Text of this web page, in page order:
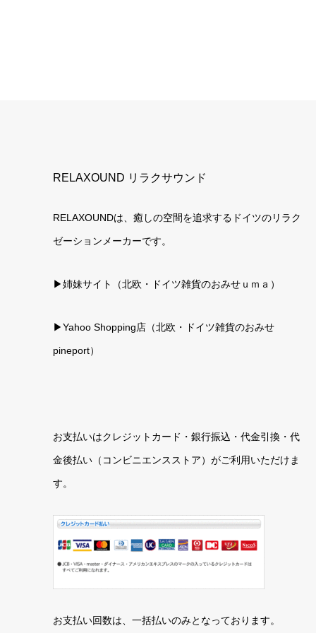
RELAXOUND リラクサウンド
RELAXOUNDは、癒しの空間を追求するドイツのリラク
ゼーションメーカーです。
▶姉妹サイト（北欧・ドイツ雑貨のおみせｕｍａ）
▶Yahoo Shopping店（北欧・ドイツ雑貨のおみせ
pineport）
お支払いはクレジットカード・銀行振込・代金引換・代
金後払い（コンビニエンスストア）がご利用いただけま
す。
お支払い回数は、一括払いのみとなっております。